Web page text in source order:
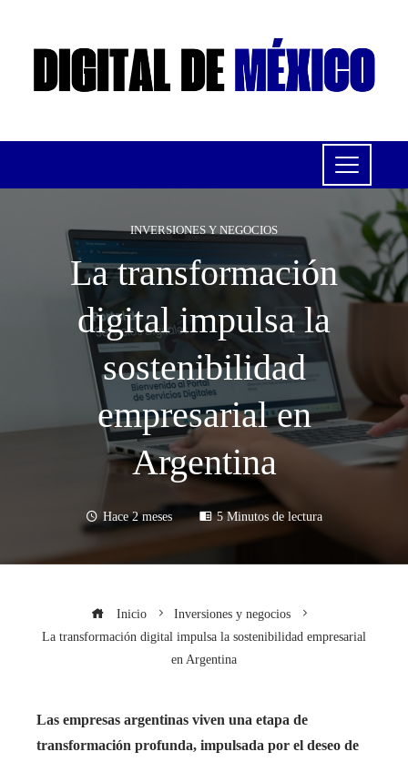
INVERSIONES Y NEGOCIOS
La transformación
digital impulsa la
sostenibilidad
empresarial en
Argentina
Hace 2 meses 5 Minutos de lectura
Inicio
Inversiones y negocios
La transformación digital impulsa la sostenibilidad empresarial
en Argentina
Las empresas argentinas viven una etapa de
transformación profunda, impulsada por el deseo de